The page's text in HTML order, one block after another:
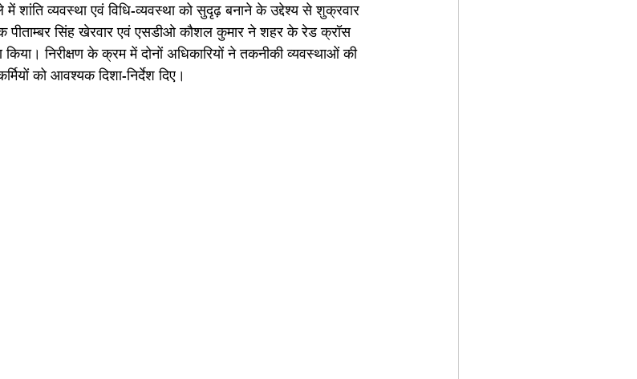
शांति व्यवस्था एवं विधि-व्यवस्था को सुदृढ़ बनाने के उद्देश्य से शुक्रवार
पीताम्बर सिंह खेरवार एवं एसडीओ कौशल कुमार ने शहर के रेड क्रॉस
निरीक्षण के क्रम में दोनों अधिकारियों ने तकनीकी व्यवस्थाओं की
को आवश्यक दिशा-निर्देश दिए।